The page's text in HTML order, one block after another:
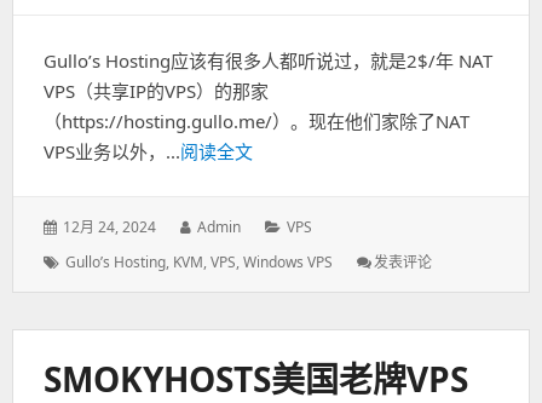
荷
Gullo’s Hosting应该有很多人都听说过，就是2$/年 NAT
VPS（共享IP的VPS）的那家
（https://hosting.gullo.me/）。现在他们家除了NAT
VPS业务以外，...阅读全文
发
于：
12月 24, 2024
作
Admin
分
VPS
标
Gullo’s Hosting, KVM,VPS,Windows VPS 发表评论
加
亚
SMOKYHOSTS美国老牌VPS